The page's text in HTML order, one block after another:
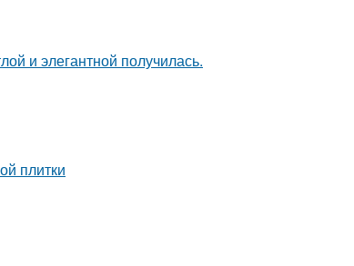
и элегантной получилась.
плитки